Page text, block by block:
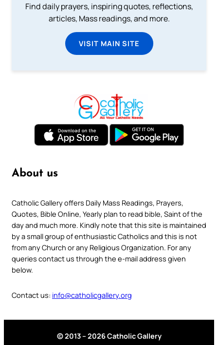
Find daily prayers, inspiring quotes, reflections,
articles, Mass readings, and more.
VISIT MAIN SITE
About us
Catholic Gallery offers Daily Mass Readings, Prayers,
Quotes, Bible Online, Yearly plan to read bible, Saint of the
day and much more. Kindly note that this site is maintained
by a small group of enthusiastic Catholics and this is not
from any Church or any Religious Organization. For any
queries contact us through the e-mail address given
below.
Contact us: info@catholicgallery.org
© 2013 – 2026 Catholic Gallery